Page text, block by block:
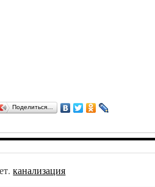
Поделиться…
канализация